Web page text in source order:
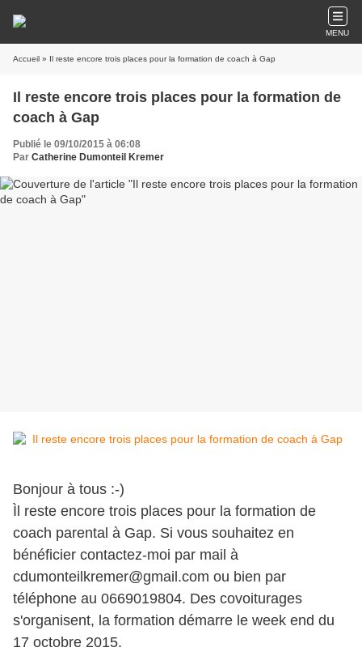
MENU
Accueil » Il reste encore trois places pour la formation de coach à Gap
Il reste encore trois places pour la formation de
coach à Gap
Publié le 09/10/2015 à 06:08
Par Catherine Dumonteil Kremer
Bonjour à tous :-)
Ìl reste encore trois places pour la formation de
coach parental à Gap. Si vous souhaitez en
bénéficier contactez-moi par mail à
cdumonteilkremer@gmail.com ou bien par
téléphone au 0669019804. Des covoiturages
s'organisent, la formation démarre le week end du
17 octobre 2015.